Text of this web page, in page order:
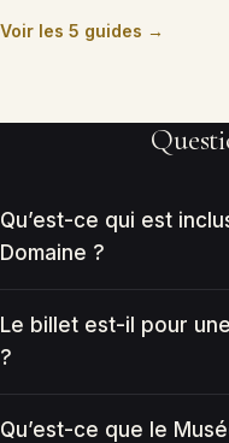
Voir les 5 guides →
Qu’est-ce qui est
Domaine ?
Le billet est-il pour
?
Qu’est-ce que le